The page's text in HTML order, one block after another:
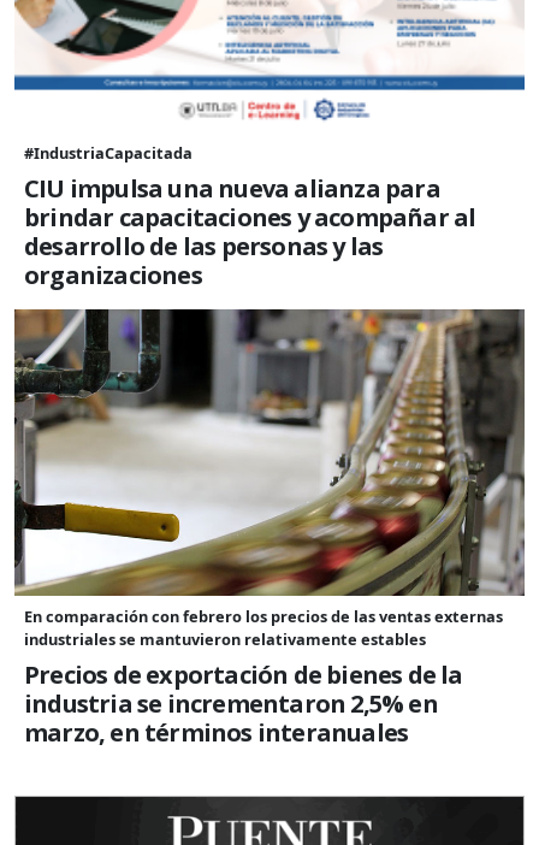
#IndustriaCapacitada
CIU impulsa una nueva alianza para
brindar capacitaciones y acompañar al
desarrollo de las personas y las
organizaciones
En comparación con febrero los precios de las ventas externas
industriales se mantuvieron relativamente estables
Precios de exportación de bienes de la
industria se incrementaron 2,5% en
marzo, en términos interanuales